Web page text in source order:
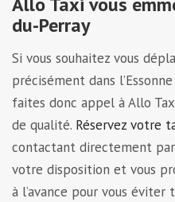
du-Perray
Si vous souhaitez vous
précisément dans
faites donc appel à Allo
de qualité. Réservez votre
contactant directement
votre disposition et vous
à l’avance pour vous éviter